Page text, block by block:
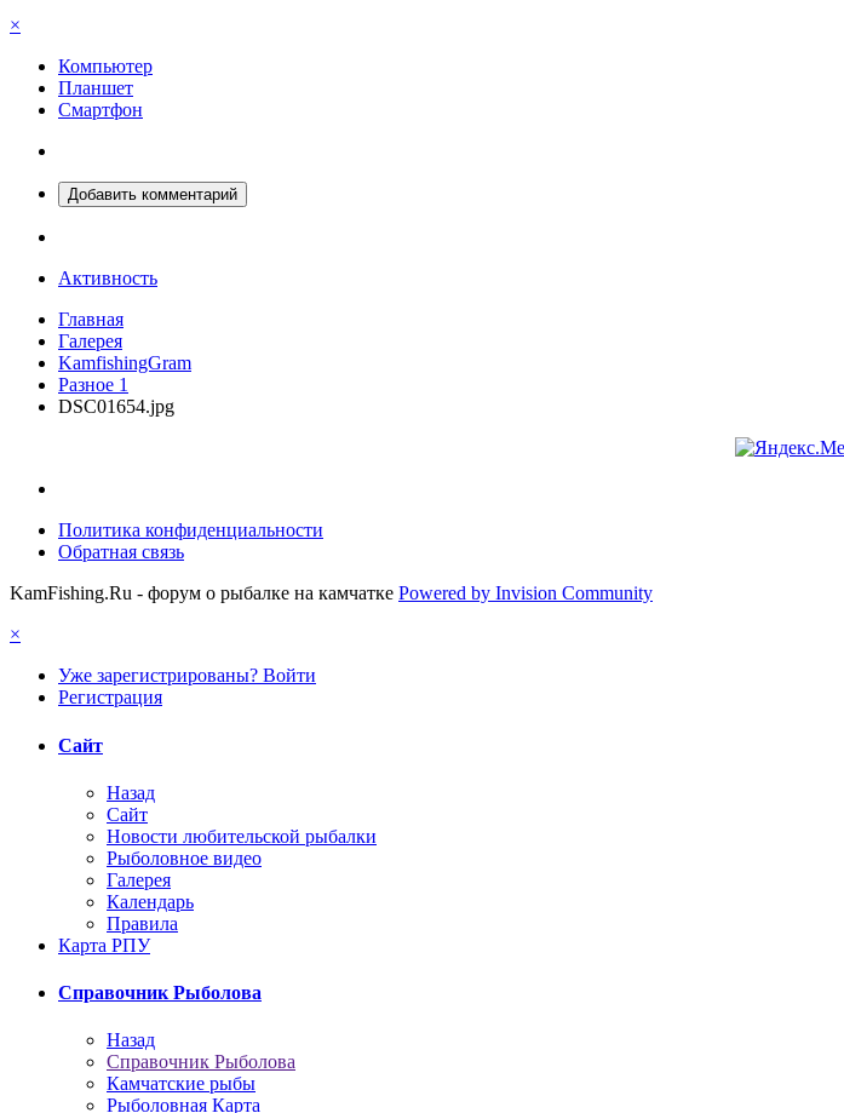
×
Компьютер
Планшет
Смартфон
Добавить комментарий
Активность
Главная
Галерея
KamfishingGram
Разное 1
DSC01654.jpg
Политика конфиденциальности
Обратная связь
KamFishing.Ru - форум о рыбалке на камчатке Powered by Invision Community
×
Уже зарегистрированы? Войти
Регистрация
Сайт
Назад
Сайт
Новости любительской рыбалки
Рыболовное видео
Галерея
Календарь
Правила
Карта РПУ
Справочник Рыболова
Назад
Справочник Рыболова
Камчатские рыбы
Рыболовная Карта